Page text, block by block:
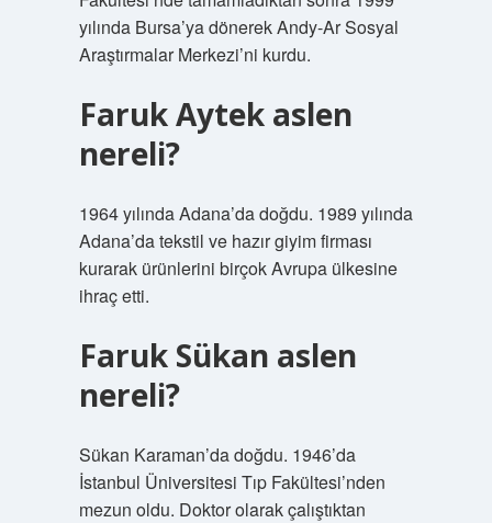
yılında Bursa’ya dönerek Andy-Ar Sosyal
Araştırmalar Merkezi’ni kurdu.
Faruk Aytek aslen
nereli?
1964 yılında Adana’da doğdu. 1989 yılında
Adana’da tekstil ve hazır giyim firması
kurarak ürünlerini birçok Avrupa ülkesine
ihraç etti.
Faruk Sükan aslen
nereli?
Sükan Karaman’da doğdu. 1946’da
İstanbul Üniversitesi Tıp Fakültesi’nden
mezun oldu. Doktor olarak çalıştıktan